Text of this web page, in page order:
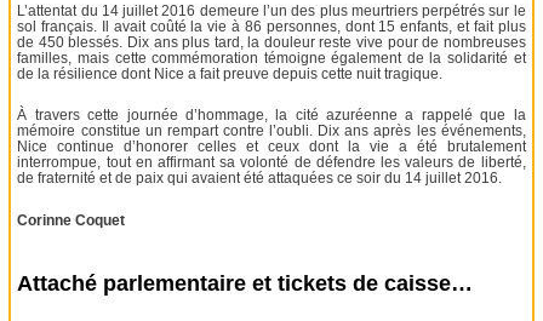
L’attentat du 14 juillet 2016 demeure l’un des plus meurtriers perpétrés sur le
sol français. Il avait coûté la vie à 86 personnes, dont 15 enfants, et fait plus
de 450 blessés. Dix ans plus tard, la douleur reste vive pour de nombreuses
familles, mais cette commémoration témoigne également de la solidarité et
de la résilience dont Nice a fait preuve depuis cette nuit tragique.
À travers cette journée d’hommage, la cité azuréenne a rappelé que la
mémoire constitue un rempart contre l’oubli. Dix ans après les événements,
Nice continue d’honorer celles et ceux dont la vie a été brutalement
interrompue, tout en affirmant sa volonté de défendre les valeurs de liberté,
de fraternité et de paix qui avaient été attaquées ce soir du 14 juillet 2016.
Corinne Coquet
Attaché parlementaire et tickets de caisse…